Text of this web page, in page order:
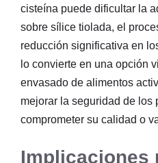
cisteína puede dificultar la
sobre sílice tiolada, el
reducción significativa en
lo convierte en una opción
envasado de alimentos
mejorar la seguridad de los
comprometer su calidad o
Implicaciones